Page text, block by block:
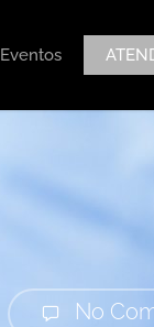
Eventos
No